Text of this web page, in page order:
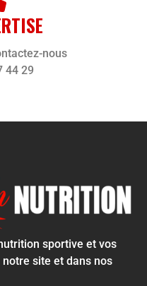
nous
44 29
sportive et vos
site et dans nos